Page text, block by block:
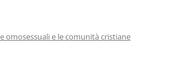
omosessuali e le comunità cristiane